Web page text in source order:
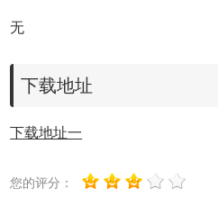
无
下载地址
下载地址一
您的评分：